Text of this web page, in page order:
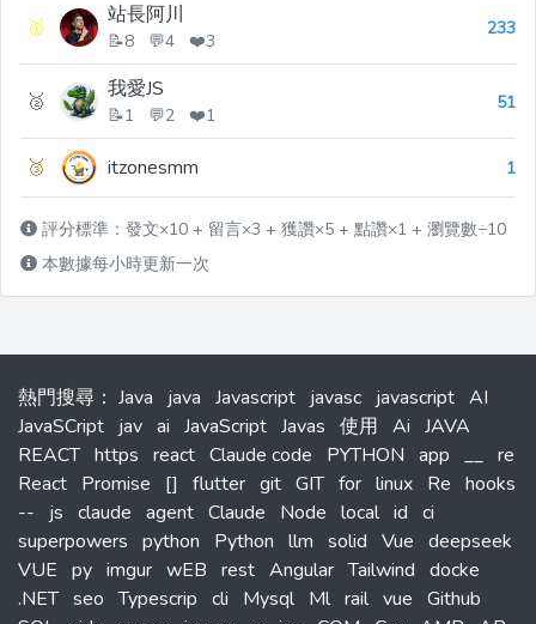
🥇 站長阿川
📝8 💬4 ❤️3
233
🥈 我愛JS
📝1 💬2 ❤️1
51
🥉 itzonesmm 1
評分標準：發文×10 + 留言×3 + 獲讚×5 + 點讚×1 + 瀏覽數÷10
本數據每小時更新一次
熱門搜尋 ： Java java Javascript javasc javascript AI
JavaSCript jav ai JavaScript Javas 使用 Ai JAVA
REACT https react Claude code PYTHON app __ re
React Promise [] flutter git GIT for linux Re hooks
--
js claude agent Claude Node local id ci
superpowers python Python llm solid Vue deepseek
VUE py imgur wEB rest Angular Tailwind docke
.NET seo Typescrip cli Mysql Ml rail vue Github